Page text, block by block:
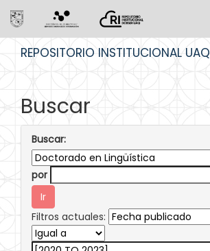
REPOSITORIO INSTITUCIONAL UAQ
Buscar
Buscar:
por
Filtros actuales: